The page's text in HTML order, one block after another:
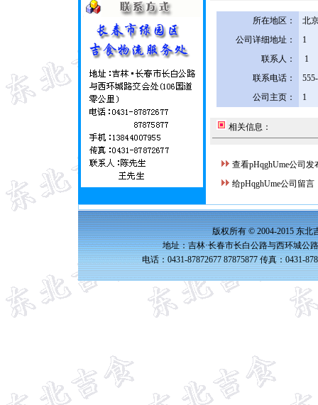
所在地区：
北
公司详细地址：
1
联系人：
1
联系电话：
公司主页：
1
相关信息：
查看pHqghUme公司发
给pHqghUme公司留言
版权所有 © 2004-2015 东北
地址：吉林·长春市长白公路与西环城公
电话：0431-87872677 87875877 传真：0431-